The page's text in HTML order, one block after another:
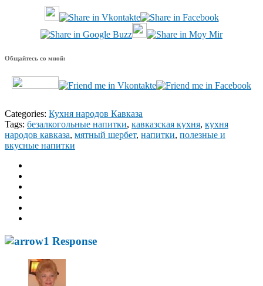
Общайтесь со мной:
Categories: Кухня народов Кавказа
Tags: безалкогольные напитки, кавказская кухня, кухня
народов кавказа, мятный шербет, напитки, полезные и
вкусные напитки
1 Response